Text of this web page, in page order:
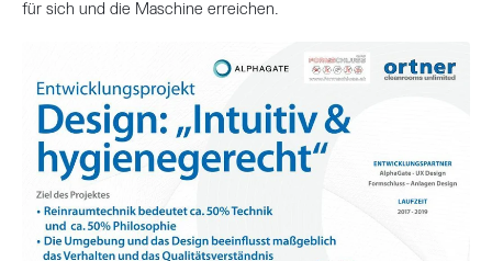
für sich und die Maschine erreichen.